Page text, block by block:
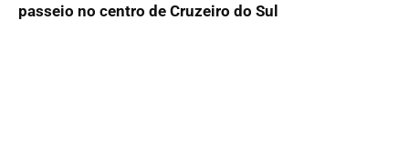
passeio no centro de Cruzeiro do Sul